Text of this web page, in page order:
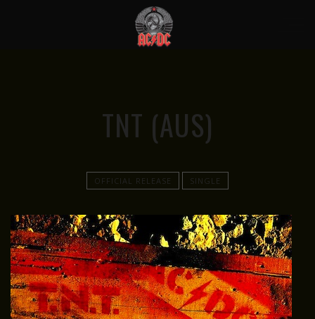
TNT (AUS)
OFFICIAL RELEASE SINGLE